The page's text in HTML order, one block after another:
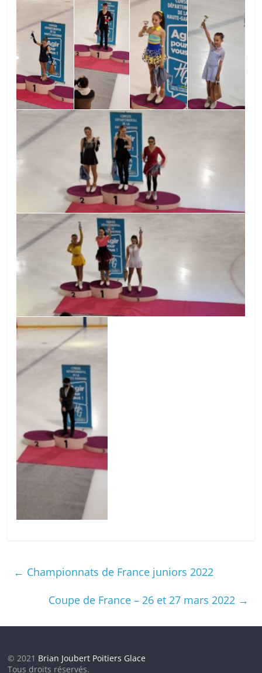
← Championnats de France juniors 2022
Coupe de France – 26 et 27 mars 2022 →
© 2021 Brian Joubert Poitiers Glace
Tous droits réservés.